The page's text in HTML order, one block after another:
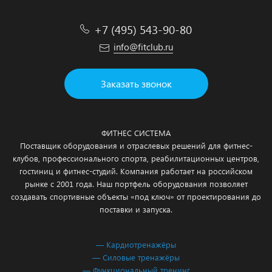
+7 (495) 543-90-80
info@fitclub.ru
Заказать звонок
ФИТНЕС СИСТЕМА
Поставщик оборудования и отраслевых решений для фитнес-
клубов, профессионального спорта, реабилитационных центров,
гостиниц и фитнес-студий. Компания работает на российском
рынке с 2001 года. Наш портфель оборудования позволяет
создавать спортивные объекты «под ключ» от проектирования до
поставки и запуска.
— Кардиотренажёры
— Силовые тренажёры
— Функциональный тренинг